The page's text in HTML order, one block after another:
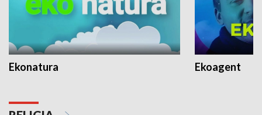
Ekonatura Ekoagent